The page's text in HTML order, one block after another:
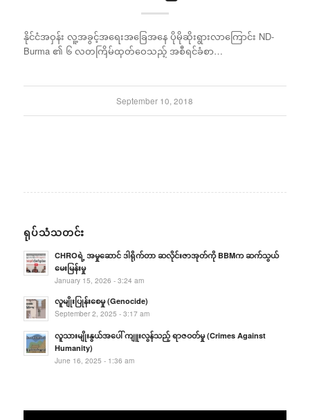
နိုင်ငံအဝှန်း လူ့အခွင့်အရေးအခြေအနေ ပိုမိုဆိုးရွားလာကြောင်း ND-
Burma ၏ ၆ လတကြိမ်ထုတ်ဝေသည့် အစီရင်ခံစာ…
September 10, 2018
ရုပ်သံသတင်း
CHROရဲ့ အမှုဆောင် ဒါရိုက်တာ ဆလိုင်းဇာအုတ်ကို BBMက ဆက်သွယ်
မေးမြန်းမှု
January 15, 2026 - 3:24 am
လူမျိုးပြုန်းစေမှု (Genocide)
September 2, 2025 - 3:17 am
လူသားမျိုးနွယ်အပေါ် ကျူးလွန်သည့် ရာဇဝတ်မှု (Crimes Against
Humanity)
June 16, 2025 - 1:36 am